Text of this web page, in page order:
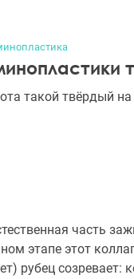
такой твёрдый
часть
этапе этот
рубец созревает: